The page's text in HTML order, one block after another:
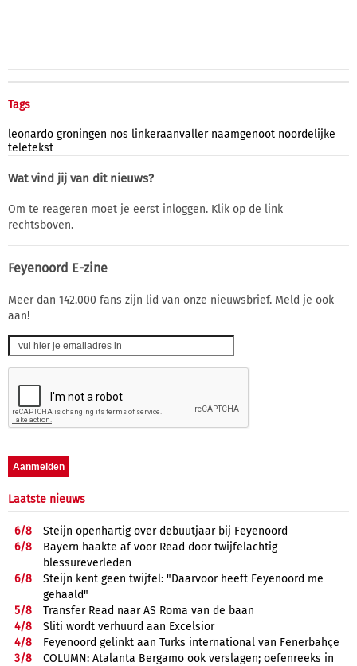
Tags
leonardo groningen nos linkeraanvaller naamgenoot noordelijke
teletekst
Wat vind jij van dit nieuws?
Om te reageren moet je eerst inloggen. Klik op de link
rechtsboven.
Feyenoord E-zine
Meer dan 142.000 fans zijn lid van onze nieuwsbrief. Meld je ook
aan!
Laatste nieuws
6/8
Steijn openhartig over debuutjaar bij Feyenoord
6/8
Bayern haakte af voor Read door twijfelachtig
blessureverleden
6/8
Steijn kent geen twijfel: "Daarvoor heeft Feyenoord me
gehaald"
5/8
Transfer Read naar AS Roma van de baan
4/8
Sliti wordt verhuurd aan Excelsior
4/8
Feyenoord gelinkt aan Turks international van Fenerbahçe
3/8
COLUMN: Atalanta Bergamo ook verslagen; oefenreeks in